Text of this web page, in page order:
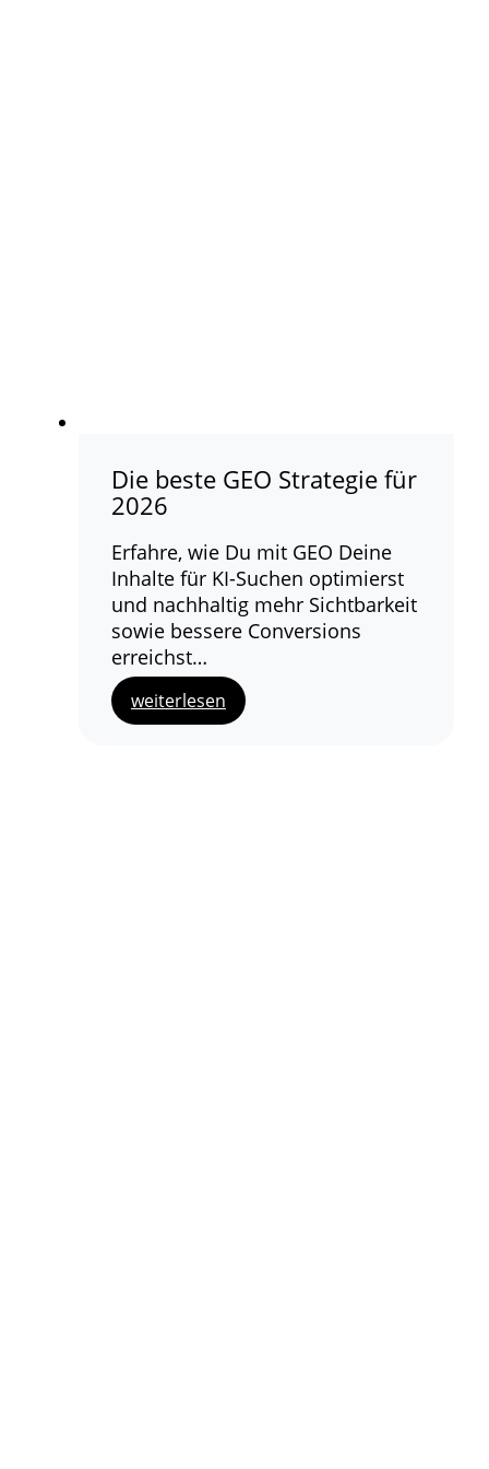
Die beste GEO Strategie für
2026
Erfahre, wie Du mit GEO Deine
Inhalte für KI-Suchen optimierst
und nachhaltig mehr Sichtbarkeit
sowie bessere Conversions
erreichst…
weiterlesen